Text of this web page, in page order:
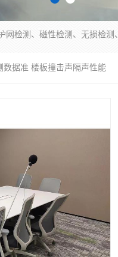
据准 楼板撞击声隔声性能